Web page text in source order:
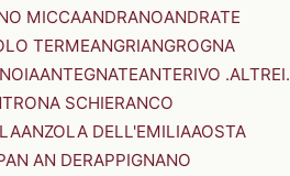
MICCAANDRANOANDRATE
TERMEANGRIANGROGNA
ANTEGNATEANTERIVO .ALTREI.
SCHIERANCO
ANZOLA DELL'EMILIAAOSTA
AN DERAPPIGNANO